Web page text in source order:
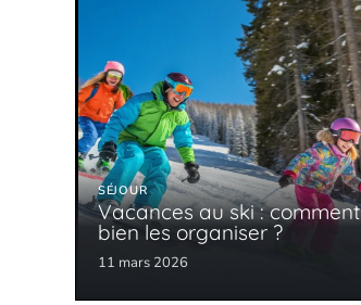
SÉJOUR
Vacances au ski : comment
bien les organiser ?
11 mars 2026